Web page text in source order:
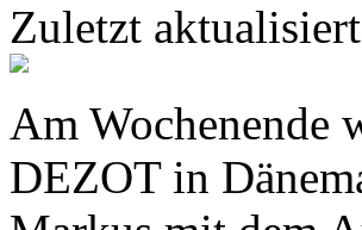
Zuletzt
Am Wochenende
DEZOT in